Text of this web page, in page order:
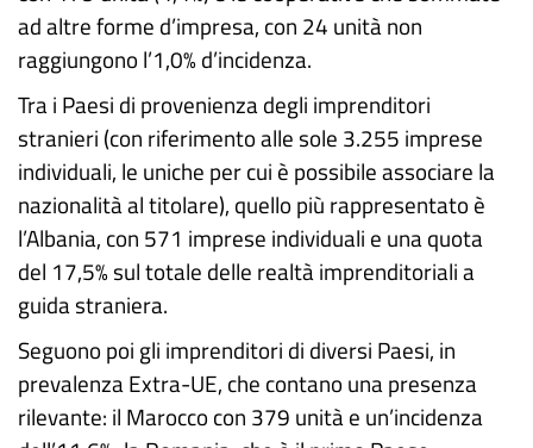
ad altre forme d’impresa, con 24 unità non
raggiungono l’1,0% d’incidenza.
Tra i Paesi di provenienza degli imprenditori
stranieri (con riferimento alle sole 3.255 imprese
individuali, le uniche per cui è possibile associare la
nazionalità al titolare), quello più rappresentato è
l’Albania, con 571 imprese individuali e una quota
del 17,5% sul totale delle realtà imprenditoriali a
guida straniera.
Seguono poi gli imprenditori di diversi Paesi, in
prevalenza Extra-UE, che contano una presenza
rilevante: il Marocco con 379 unità e un’incidenza